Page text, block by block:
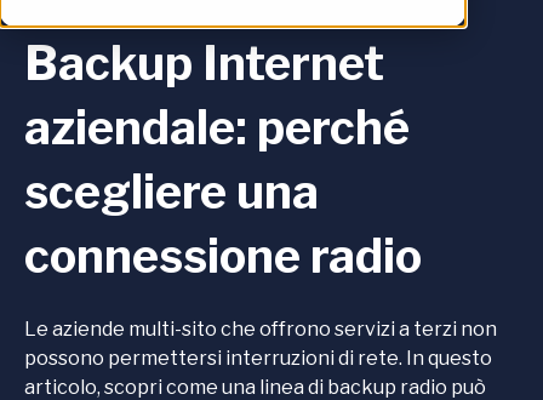
Backup Internet
aziendale: perché
scegliere una
connessione radio
Le aziende multi-sito che offrono servizi a terzi non
possono permettersi interruzioni di rete. In questo
articolo, scopri come una linea di backup radio può